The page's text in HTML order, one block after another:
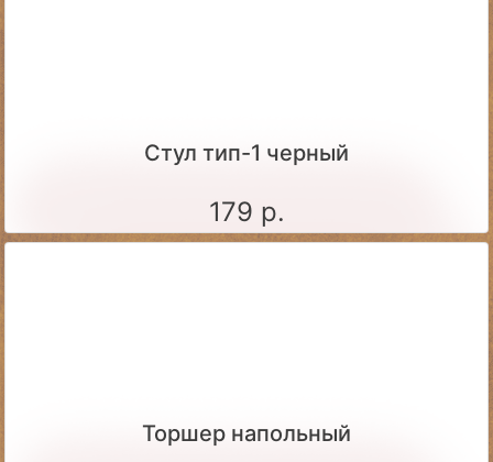
Стул тип-1 черный
179 р.
Торшер напольный